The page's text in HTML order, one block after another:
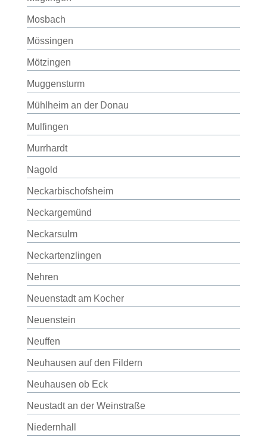
Mosbach
Mössingen
Mötzingen
Muggensturm
Mühlheim an der Donau
Mulfingen
Murrhardt
Nagold
Neckarbischofsheim
Neckargemünd
Neckarsulm
Neckartenzlingen
Nehren
Neuenstadt am Kocher
Neuenstein
Neuffen
Neuhausen auf den Fildern
Neuhausen ob Eck
Neustadt an der Weinstraße
Niedernhall